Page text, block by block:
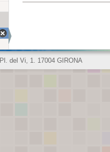
Pl. del Vi, 1. 17004 GIRONA